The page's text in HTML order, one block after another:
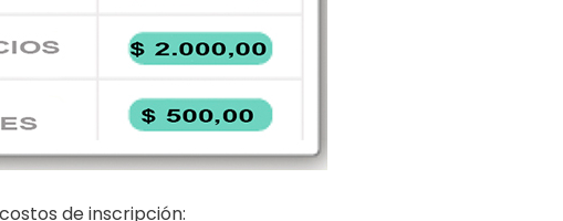
de inscripción: